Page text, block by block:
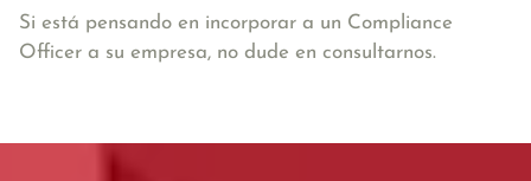
Si está pensando en incorporar a un Compliance
Officer a su empresa, no dude en consultarnos.